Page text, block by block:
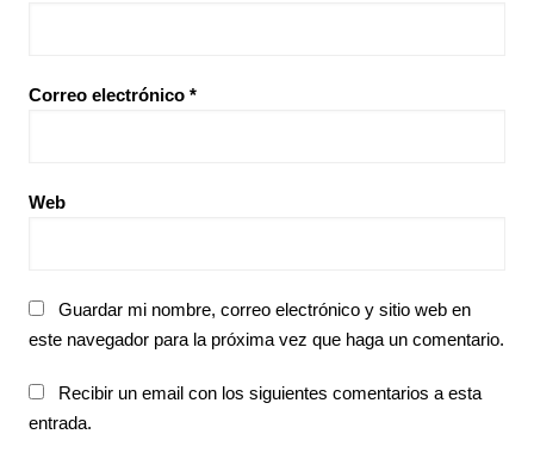
Correo electrónico *
Web
Guardar mi nombre, correo electrónico y sitio web en
este navegador para la próxima vez que haga un comentario.
Recibir un email con los siguientes comentarios a esta
entrada.